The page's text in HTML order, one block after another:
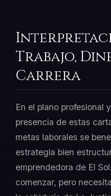
Trabajo,
Carrera
En el plano profesional
presencia de estas
metas laborales se
estrategia bien
emprendedora de El
comenzar, pero